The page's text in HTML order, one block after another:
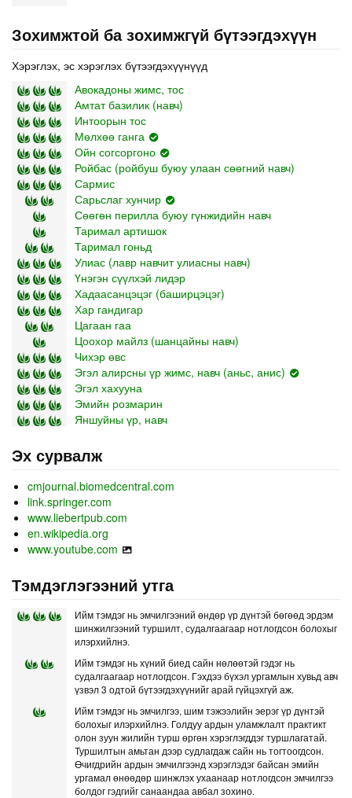
Зохимжтой ба зохимжгүй бүтээгдэхүүн
Хэрэглэх, эс хэрэглэх бүтээгдэхүүнүүд
Авокадоны жимс, тос
Амтат базилик (навч)
Интоорын тос
Мөлхөө ганга
Ойн согсоргоно
Ройбас (ройбуш буюу улаан сөөгний навч)
Сармис
Сарьслаг хунчир
Сөөгөн перилла буюу гүнжидийн навч
Таримал артишок
Таримал гоньд
Улиас (лавр навчит улиасны навч)
Үнэгэн сүүлхэй лидэр
Хадаасанцэцэг (баширцэцэг)
Хар гандигар
Цагаан гаа
Цоохор майлз (шанцайны навч)
Чихэр өвс
Эгэл алирсны үр жимс, навч (аньс, анис)
Эгэл хахууна
Эмийн розмарин
Яншуйны үр, навч
Эх сурвалж
cmjournal.biomedcentral.com
link.springer.com
www.liebertpub.com
en.wikipedia.org
www.youtube.com
Тэмдэглэгээний утга
Ийм тэмдэг нь эмчилгээний өндөр үр дүнтэй бөгөөд эрдэм
шинжилгээний туршилт, судалгаагаар нотлогдсон болохыг
илэрхийлнэ.
Ийм тэмдэг нь хүний биед сайн нөлөөтэй гэдэг нь
судалгаагаар нотлогдсон. Гэхдээ бүхэл ургамлын хувьд авч
үзвэл 3 одтой бүтээгдэхүүнийг арай гүйцэхгүй аж.
Ийм тэмдэг нь эмчилгээ, шим тэжээлийн эерэг үр дүнтэй
болохыг илэрхийлнэ. Голдуу ардын уламжлалт практикт
олон зуун жилийн турш өргөн хэрэглэгддэг туршлагатай.
Туршилтын амьтан дээр судлагдаж сайн нь тогтоогдсон.
Өчигдрийн ардын эмчилгээнд хэрэглэдэг байсан эмийн
ургамал өнөөдөр шинжлэх ухаанаар нотлогдсон эмчилгээ
болдог гэдгийг санаандаа авбал зохино.